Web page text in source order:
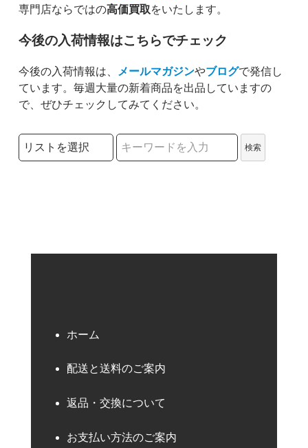
専門店ならではの高価買取をいたします。
今後の入荷情報はこちらでチェック
今後の入荷情報は、 メールマガジンやブログで発信し
ています。毎週大量の新着商品を出品していますの
で、ぜひチェックしてみてください。
検索リストの選択
検索
ホーム
配送と送料のご案内
返品・交換について
お支払い方法のご案内